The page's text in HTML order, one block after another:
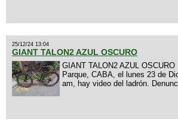
25/12/24 13:04
GIANT TALON2 AZUL OSCURO
GIANT TALON2 AZUL OSCURO
Parque, CABA, el lunes 23 de
am, hay video del ladrón.